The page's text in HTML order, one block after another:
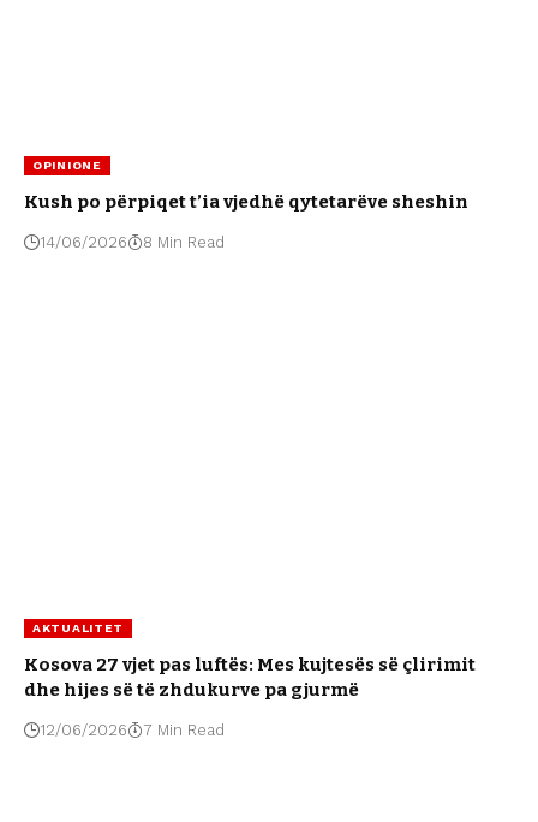
OPINIONE
Kush po përpiqet t’ia vjedhë qytetarëve sheshin
14/06/2026 8 Min Read
AKTUALITET
Kosova 27 vjet pas luftës: Mes kujtesës së çlirimit
dhe hijes së të zhdukurve pa gjurmë
12/06/2026 7 Min Read